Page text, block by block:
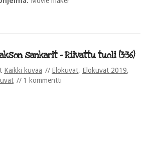
sankarit – Riivattu tuoli (3:36)
Kaikki kuvaa Elokuvat, Elokuvat 2019,
1 kommentti